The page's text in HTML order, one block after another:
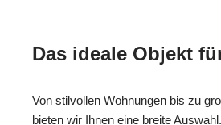
Das ideale Objekt
Von stilvollen Wohnungen bis zu
bieten wir Ihnen eine breite Auswahl.